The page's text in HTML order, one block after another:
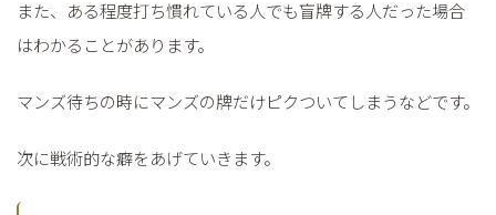
また、ある程度打ち慣れている人でも盲牌する人だった場合
はわかることがあります。
マンズ待ちの時にマンズの牌だけピクついてしまうなどです。
次に戦術的な癖をあげていきます。